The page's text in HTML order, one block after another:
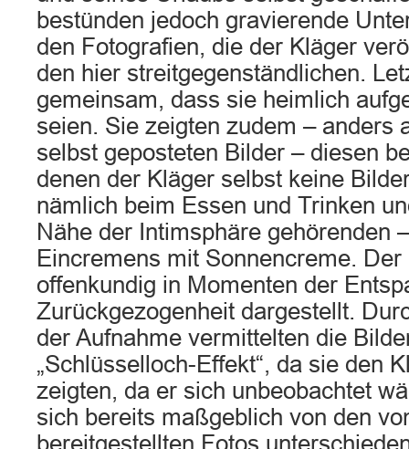
bestünden jedoch gravierende
den Fotografien, die der Kläger
den hier streitgegenständlichen.
gemeinsam, dass sie heimlich
seien. Sie zeigten zudem – anders
selbst geposteten Bilder – diesen
denen der Kläger selbst keine
nämlich beim Essen und Trinken
Nähe der Intimsphäre gehörenden
Eincremens mit Sonnencreme.
offenkundig in Momenten der
Zurückgezogenheit dargestellt.
der Aufnahme vermittelten die
„Schlüsselloch-Effekt“, da sie den
zeigten, da er sich unbeobachtet
sich bereits maßgeblich von den
bereitgestellten Fotos